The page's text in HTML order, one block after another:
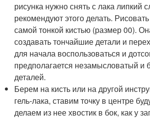
рисунка нужно снять с лака липкий
рекомендуют этого делать.
самой тонкой кистью (размер 00).
создавать тончайшие детали и
для начала воспользоваться и
предполагается незамысловатый и
деталей.
Берем на кисть или на другой
гель-лака, ставим точку в центре
делаем из нее хвостик в бок, как у